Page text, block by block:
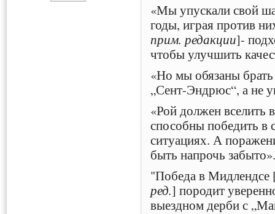
«Мы упускали свой
годы, играя против
прим. редакции]-
чтобы улучшить
«Но мы обязаны брать
„Сент-Эндрюс“, а не
«Рой должен вселить
способны победить
ситуациях. А
быть напрочь
"Победа в Мидлендсе
ред.] породит
выездном дерби с